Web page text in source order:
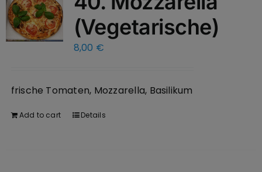
(Vegetarische)
8,00 €
frische Tomaten, Mozzarella, Basilikum
Add to cart Details